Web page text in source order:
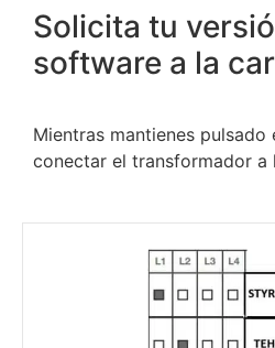
Solicita tu
software a la
Mientras mantienes pulsado
conectar el transformador a